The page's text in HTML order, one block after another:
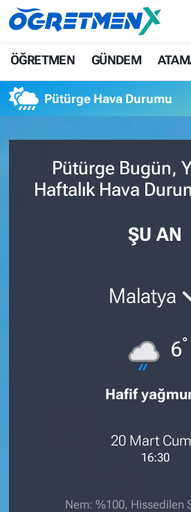
ÖĞRETMEN GÜNDEM
Pütürge Hava Durumu
Pütürge Bugün,
Haftalık Hava
ŞU AN
Malatya
6°
Hafif
20 Mart
16:30
Nem: %100, Hissedilen
ÖĞRETMEN
SINAVLAR
HAYATIN İÇİNDEN
UZMAN ÖĞRETMENLİK
İstanbul Nöbetçi Eczaneler
İstanbul Trafik Yoğunluk
Süper Lig Puan Durumu ve